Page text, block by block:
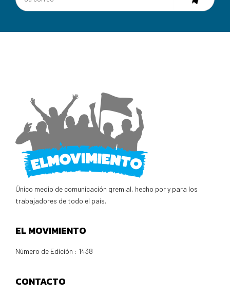
Único medio de comunicación gremial, hecho por y para los
trabajadores de todo el país.
EL MOVIMIENTO
Número de Edición : 1438
CONTACTO